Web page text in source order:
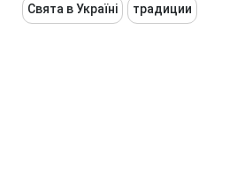
Свята в Україні традиции